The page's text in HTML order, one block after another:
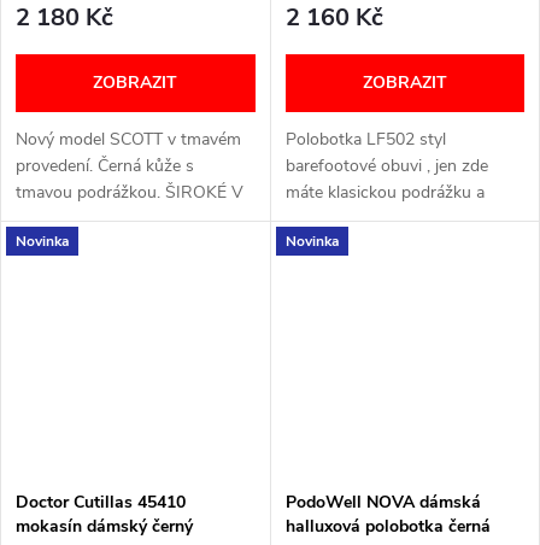
2 180 Kč
ZOBRAZIT
Nový model SCOTT v tmavém
provedení. Černá kůže s
tmavou podrážkou. ŠIROKÉ V
PRSTNÍ ČÁSTI JAKO
BAREFOOT OBUV, ALE S
2 160 Kč
ZOBRAZIT
Polobotka LF502 styl
barefootové obuvi , jen zde
máte klasickou podrážku a
vyjímatelnou vložku. Šířka: H
(široký) VELIKOSTNÍ TABULKA
Novinka
Doctor Cutillas 45410
mokasín dámský černý
Novinka
PodoWell NOVA dámská
halluxová polobotka černá